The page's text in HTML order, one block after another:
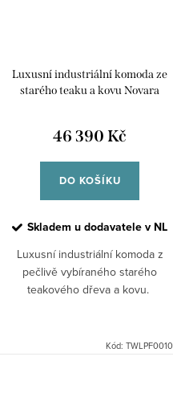
Luxusní industriální komoda ze
starého teaku a kovu Novara
46 390 Kč
DO KOŠÍKU
Skladem u dodavatele v NL
Luxusní industriální komoda z
pečlivě vybíraného starého
teakového dřeva a kovu.
Kód: TWLPF0010